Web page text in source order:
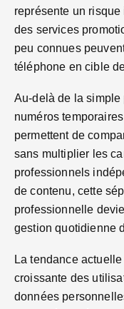
représente un
des services
peu connues
téléphone en cible
Au-delà de la simple
numéros
permettent de
sans multiplier les
professionnels
de contenu, cette
professionnelle
gestion quotidienne
La tendance
croissante des
données